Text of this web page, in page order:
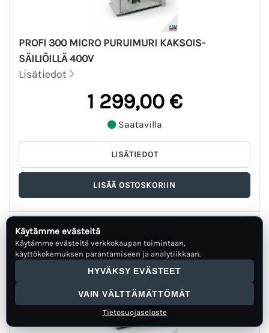
PROFI 300 MICRO PURUIMURI KAKSOIS-
SÄILIÖILLÄ 400V
Lisätiedot
1 299,00 €
Saatavilla
Käytämme evästeitä
Käytämme evästeitä verkkokaupan toimintaan,
käyttökokemuksen parantamiseen ja analytiikkaan.
HYVÄKSY EVÄSTEET
VAIN VÄLTTÄMÄTTÖMÄT
Tietosuojaseloste